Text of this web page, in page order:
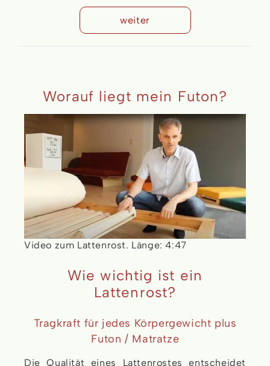
weiter
Worauf liegt mein Futon?
Video zum Lattenrost. Länge: 4:47
Wie wichtig ist ein
Lattenrost?
Tragkraft für jedes Körpergewicht plus
Futon / Matratze
Die Qualität eines Lattenrostes entscheidet